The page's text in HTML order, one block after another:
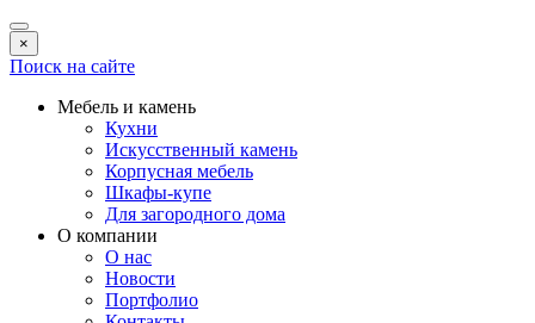
×
Поиск на сайте
Мебель и камень
Кухни
Искусственный камень
Корпусная мебель
Шкафы-купе
Для загородного дома
О компании
О нас
Новости
Портфолио